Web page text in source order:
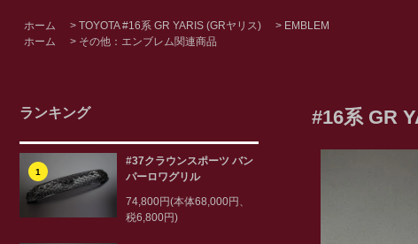
ホーム > TOYOTA #16系 GR YARIS (GRヤリス) > EMBLEM
ホーム
> その他：エンブレム関連商品
ランキング
1
#37クラウンスポーツ バン
パーロワグリル
74,800円(本体68,000円、
税6,800円)
#16系 GR